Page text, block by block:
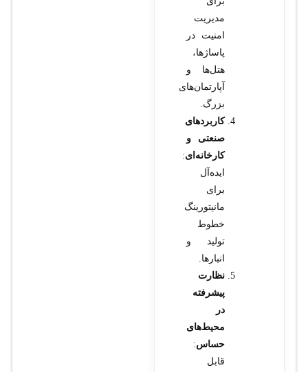
مدیریت
امنیت در
پاساژها،
هتل‌ها و
آپارتمان‌های
بزرگ.
کاربردهای
صنعتی و
کارخانه‌ای:
ایده‌آل
برای
مانیتورینگ
خطوط
تولید و
انبارها.
نظارت
پیشرفته
در
محیط‌های
حساس:
قابل